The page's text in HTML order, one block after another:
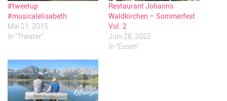
#tweetup
#musicalelisabeth
Mai 21, 2015
In "Theater"
Restaurant Johanns
Waldkirchen – Sommerfest
Vol. 2
Juni 28, 2022
In "Essen"